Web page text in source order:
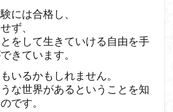
には合格し、
ず、
をして生きていける自由を手
きています。
いるかもしれません。
な世界があるということを知
です。